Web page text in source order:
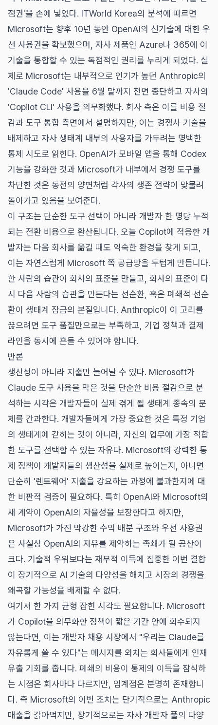
점권'을 손에 넣었다. ITWorld Korea의 분석에 따르면
Microsoft는 향후 10년 동안 OpenAI의 신기술에 대한 우
선 사용권을 확보했으며, 자사 제품인 Azure나 365에 이
기술을 통합할 수 있는 독점적인 권리를 누리게 되었다. 실
제로 Microsoft는 내부적으로 인기가 높던 Anthropic의
'Claude Code' 사용을 6월 말까지 전면 중단하고 자사의
'Copilot CLI' 사용을 의무화했다. 회사 측은 이를 비용 절
감과 도구 통합 측면에서 설명하지만, 이는 경쟁사 기술을
배제하고 자사 생태계 내부의 사용자를 가두려는 명백한
통제 시도로 읽힌다. OpenAI가 모바일 앱을 통해 Codex
기능을 강화한 것과 Microsoft가 내부에서 경쟁 도구를
차단한 것은 동전의 양면처럼 각사의 생존 전략이 맞물려
돌아가고 있음을 보여준다.
이 구조는 단순한 도구 선택이 아니라 개발자 한 명당 누적
되는 전환 비용으로 환산됩니다. 오늘 Copilot에 적응한 개
발자는 다음 회사를 옮길 때도 익숙한 환경을 찾게 되고,
이는 자연스럽게 Microsoft 쪽 공급망을 두텁게 만듭니다.
한 사람의 습관이 회사의 표준을 만들고, 회사의 표준이 다
시 다음 사람의 습관을 만든다는 선순환, 혹은 폐쇄적 선순
환이 생태계 잠금의 본질입니다. Anthropic이 이 고리를
끊으려면 도구 품질만으로는 부족하고, 기업 정책과 결제
라인을 동시에 흔들 수 있어야 합니다.
반론
생산성이 아니라 지출만 늘어날 수 있다. Microsoft가
Claude 도구 사용을 막은 것을 단순한 비용 절감으로 분
석하는 시각은 개발자들이 실제 겪게 될 생태계 종속의 문
제를 간과한다. 개발자들에게 가장 중요한 것은 특정 기업
의 생태계에 갇히는 것이 아니라, 자신의 업무에 가장 적합
한 도구를 선택할 수 있는 자유다. Microsoft의 강력한 통
제 정책이 개발자들의 생산성을 실제로 높이는지, 아니면
단순히 '렌트웨어' 지출을 강요하는 과정에 불과한지에 대
한 비판적 검증이 필요하다. 특히 OpenAI와 Microsoft의
새 계약이 OpenAI의 자율성을 보장한다고 하지만,
Microsoft가 가진 막강한 수익 배분 구조와 우선 사용권
은 사실상 OpenAI의 자유를 제약하는 족쇄가 될 공산이
크다. 기술적 우위보다는 재무적 이득에 집중한 이번 결합
이 장기적으로 AI 기술의 다양성을 해치고 시장의 경쟁을
왜곡할 가능성을 배제할 수 없다.
여기서 한 가지 균형 잡힌 시각도 필요합니다. Microsoft
가 Copilot을 의무화한 정책이 짧은 기간 안에 회수되지
않는다면, 이는 개발자 채용 시장에서 "우리는 Claude를
자유롭게 쓸 수 있다"는 메시지를 외치는 회사들에게 인재
유출 기회를 줍니다. 폐쇄의 비용이 통제의 이득을 잠식하
는 시점은 회사마다 다르지만, 임계점은 분명히 존재합니
다. 즉 Microsoft의 이번 조치는 단기적으로는 Anthropic
매출을 갉아먹지만, 장기적으로는 자사 개발자 풀의 다양